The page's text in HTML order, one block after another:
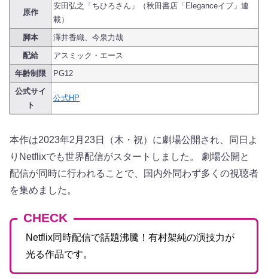
原作
安田弘之「ちひろさん」（秋田書店「Eleganceイブ」連
載）
脚本
澤井香織、今泉力哉
配給
アスミック・エース
年齢制限
PG12
公式サイ
ト
公式HP
本作は2023年2月23日（木・祝）に劇場公開され、同日よ
りNetflixでも世界配信がスタートしました。 劇場公開と
配信が同時に行われることで、国内外問わず多くの視聴者
を集めました。
CHECK
Netflix同時配信で話題沸騰！有村架純の演技力が
光る作品です。